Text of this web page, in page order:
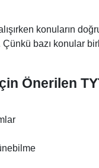
konuların
Çünkü bazı konular
Önerilen